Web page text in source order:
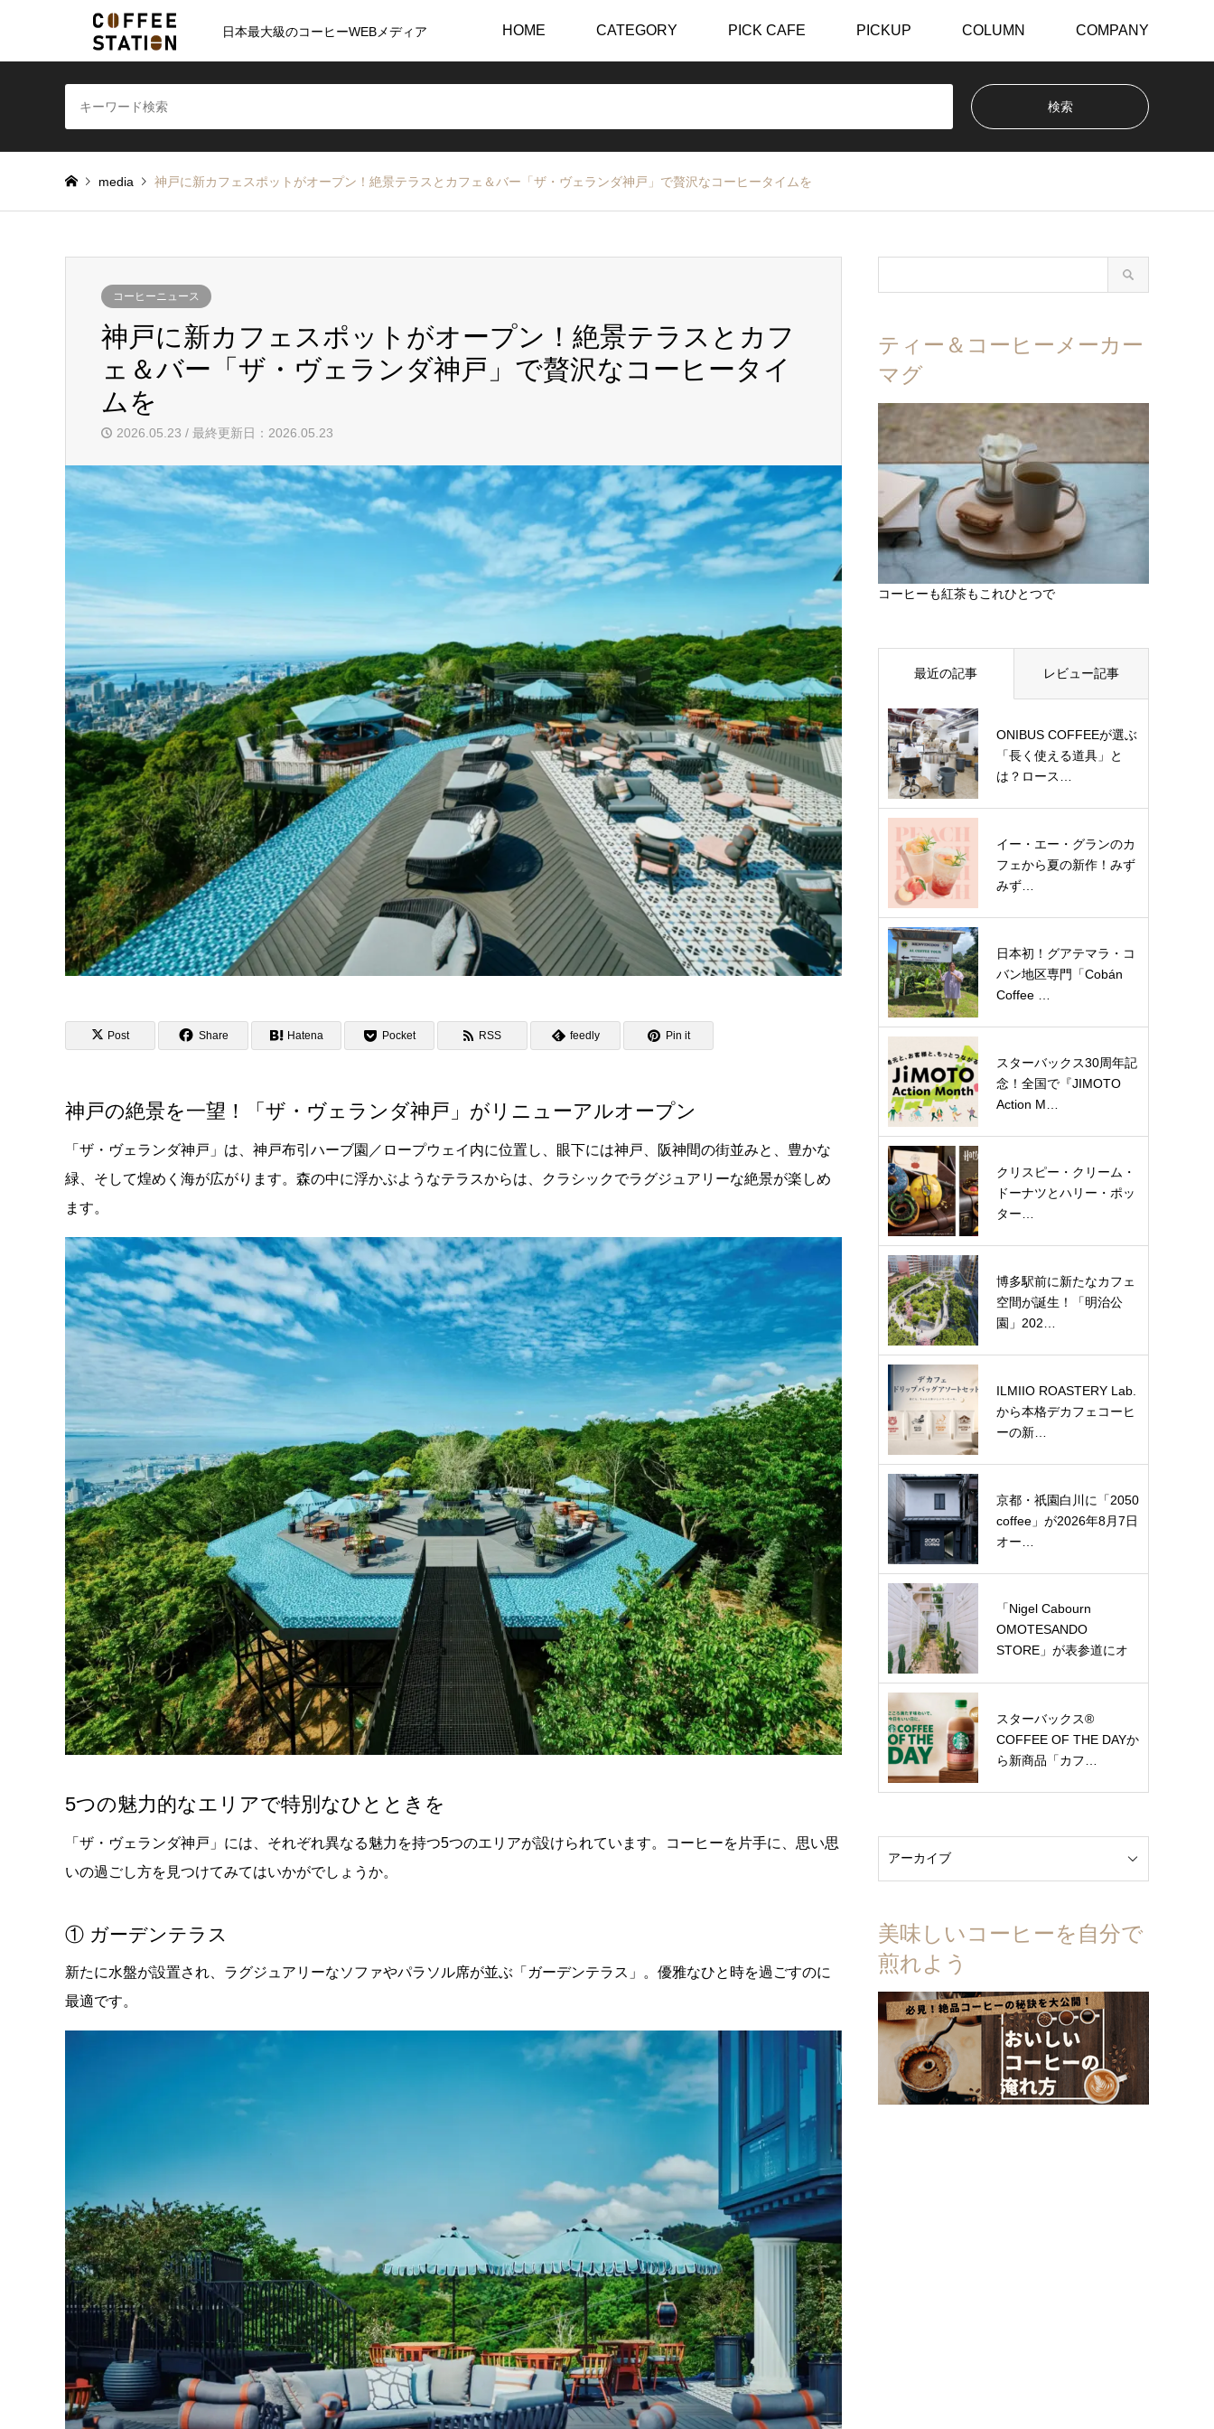
日本最大級のコーヒーWEBメディア HOME CATEGORY PICK CAFE PICKUP COLUMN COMPANY
media 神戸に新カフェスポットがオープン！絶景テラスとカフェ＆バー「ザ・ヴェランダ神戸」で贅沢なコーヒータイムを
コーヒーニュース
神戸に新カフェスポットがオープン！絶景テラスとカフ
ェ＆バー「ザ・ヴェランダ神戸」で贅沢なコーヒータイ
ムを
2026.05.23 / 最終更新日：2026.05.23
Post Share Hatena Pocket RSS feedly Pin it
神戸の絶景を一望！「ザ・ヴェランダ神戸」がリニューアルオープン
「ザ・ヴェランダ神戸」は、神戸布引ハーブ園／ロープウェイ内に位置し、眼下には神戸、阪神間の街並みと、豊かな
緑、そして煌めく海が広がります。森の中に浮かぶようなテラスからは、クラシックでラグジュアリーな絶景が楽しめ
ます。
5つの魅力的なエリアで特別なひとときを
「ザ・ヴェランダ神戸」には、それぞれ異なる魅力を持つ5つのエリアが設けられています。コーヒーを片手に、思い思
いの過ごし方を見つけてみてはいかがでしょうか。
① ガーデンテラス
新たに水盤が設置され、ラグジュアリーなソファやパラソル席が並ぶ「ガーデンテラス」。優雅なひと時を過ごすのに
最適です。
ティー＆コーヒーメーカー
マグ
コーヒーも紅茶もこれひとつで
最近の記事 レビュー記事
ONIBUS COFFEEが選ぶ
「長く使える道具」と
は？ロース…
イー・エー・グランのカ
フェから夏の新作！みず
みず…
日本初！グアテマラ・コ
バン地区専門「Cobán
Coffee …
スターバックス30周年記
念！全国で『JIMOTO
Action M…
クリスピー・クリーム・
ドーナツとハリー・ポッ
ター…
博多駅前に新たなカフェ
空間が誕生！「明治公
園」202…
ILMIIO ROASTERY Lab.
から本格デカフェコーヒ
ーの新…
京都・祇園白川に「2050
coffee」が2026年8月7日
オー…
「Nigel Cabourn
OMOTESANDO
STORE」が表参道にオ
スターバックス®
COFFEE OF THE DAYか
ら新商品「カフ…
美味しいコーヒーを自分で
煎れよう